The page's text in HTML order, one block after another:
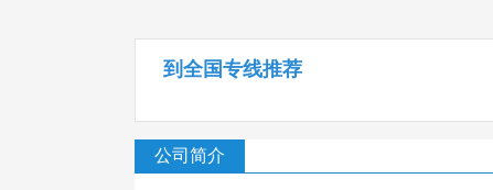
到全国专线推荐
公司简介